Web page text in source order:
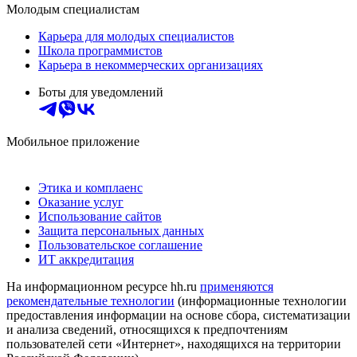
Молодым специалистам
Карьера для молодых специалистов
Школа программистов
Карьера в некоммерческих организациях
Боты для уведомлений
Мобильное приложение
Этика и комплаенс
Оказание услуг
Использование сайтов
Защита персональных данных
Пользовательское соглашение
ИТ аккредитация
На информационном ресурсе hh.ru применяются
рекомендательные технологии (информационные технологии
предоставления информации на основе сбора, систематизации
и анализа сведений, относящихся к предпочтениям
пользователей сети «Интернет», находящихся на территории